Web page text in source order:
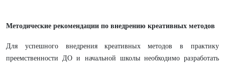
Методические рекомендации по внедрению креативных методов
Для успешного внедрения креативных методов в практику
преемственности ДО и начальной школы необходимо разработать